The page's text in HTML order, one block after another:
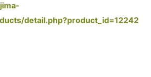
detail.php?product_id=12242